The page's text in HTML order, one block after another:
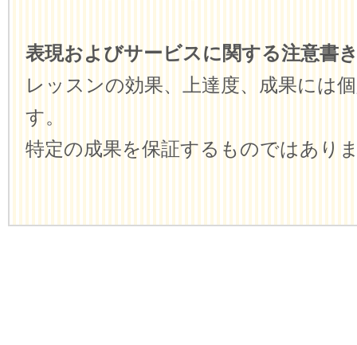
表現およびサービスに関する注意書
レッスンの効果、上達度、成果には
す。
特定の成果を保証するものではあり